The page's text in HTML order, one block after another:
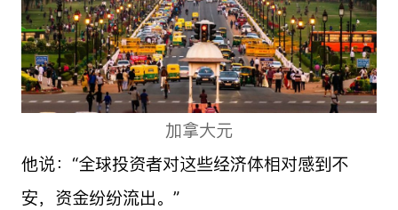
加拿大元
他说：“全球投资者对这些经济体相对感到不
安，资金纷纷流出。”